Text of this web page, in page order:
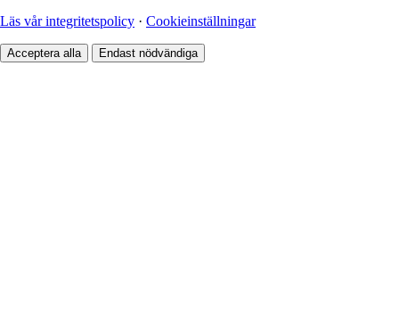
Läs vår integritetspolicy · Cookieinställningar
Acceptera alla Endast nödvändiga